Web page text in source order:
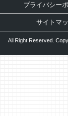
プライバシー
サイトマ
All Right Reserved.